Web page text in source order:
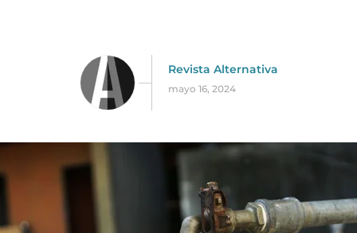
Revista Alternativa
mayo 16, 2024